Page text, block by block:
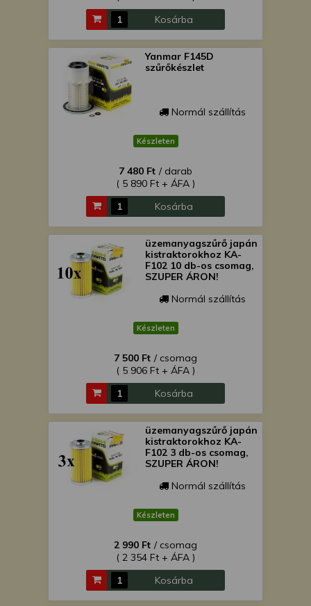
Kosárba
Yanmar F145D
szűrőkészlet
Normál szállítás
Készleten
7 480 Ft / darab
( 5 890 Ft + ÁFA )
Kosárba
üzemanyagszűrő japán
kistraktorokhoz KA-
F102 10 db-os csomag,
SZUPER ÁRON!
Normál szállítás
Készleten
7 500 Ft / csomag
( 5 906 Ft + ÁFA )
Kosárba
üzemanyagszűrő japán
kistraktorokhoz KA-
F102 3 db-os csomag,
SZUPER ÁRON!
Normál szállítás
Készleten
2 990 Ft / csomag
( 2 354 Ft + ÁFA )
Kosárba